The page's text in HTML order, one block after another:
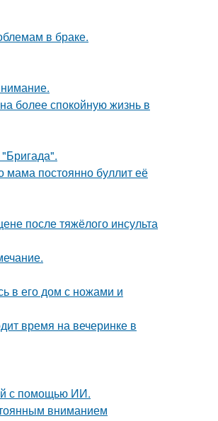
в браке.
более спокойную жизнь в
мама постоянно буллит её
после тяжёлого инсульта
в его дом с ножами и
время на вечеринке в
с помощью ИИ.
вниманием